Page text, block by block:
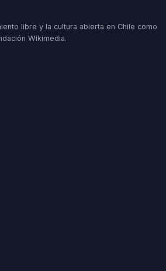
libre y la cultura abierta en Chile como
Wikimedia.